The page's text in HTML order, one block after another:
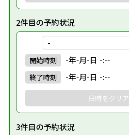
2件目の予約状況
-
開始時刻 -年-月-日 -:--
終了時刻 -年-月-日 -:--
日時をクリア
3件目の予約状況